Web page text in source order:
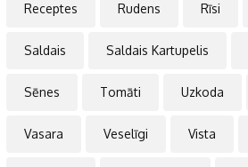
Receptes Rudens Rīsi
Saldais Saldais Kartupelis
Sēnes Tomāti Uzkoda
Vasara Veselīgi Vista